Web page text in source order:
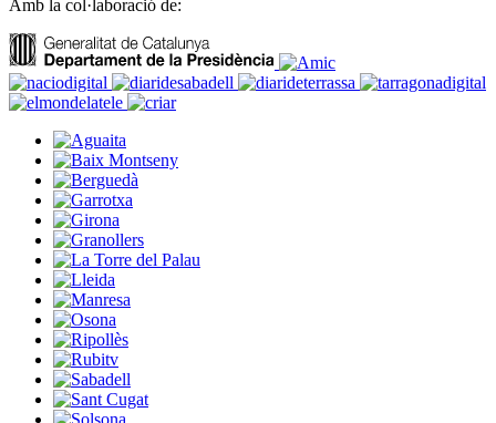
Amb la col·laboració de: